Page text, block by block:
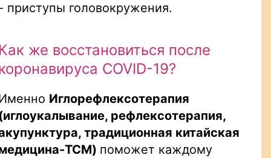
приступы головокружения.
же восстановиться после
COVID-19?
Иглорефлексотерапия
рефлексотерапия,
традиционная китайская
TCM) поможет каждому